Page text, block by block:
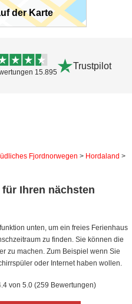
der Karte
15.895
Trustpilot
Fjordnorwegen > Hordaland >
Ihren nächsten
unten, um ein freies Ferienhaus
zu finden. Sie können die
zu machen. Zum Beispiel wenn Sie
oder Internet haben wollen.
von 5.0 (259 Bewertungen)